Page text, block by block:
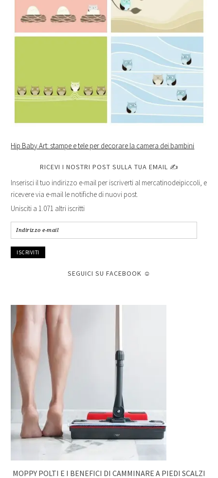
Hip Baby Art: stampe e tele per decorare la camera dei bambini
RICEVI I NOSTRI POST SULLA TUA EMAIL ✍
Inserisci il tuo indirizzo e-mail per iscriverti al mercatinodeipiccoli, e
ricevere via e-mail le notifiche di nuovi post.
Unisciti a 1.071 altri iscritti
Indirizzo
e-
mail
SEGUICI SU FACEBOOK ☺
MOPPY POLTI E I BENEFICI DI CAMMINARE A PIEDI SCALZI